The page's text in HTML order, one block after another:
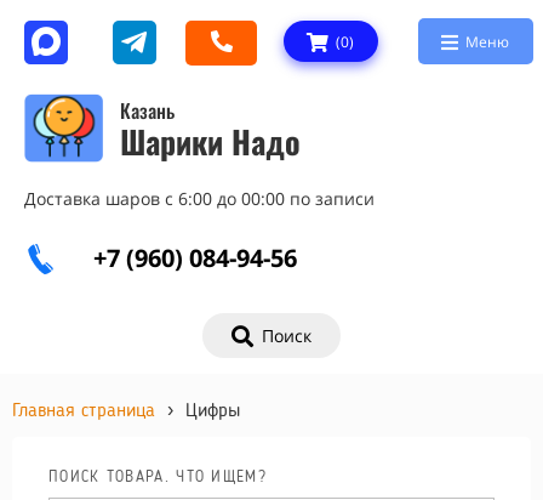
(0) Меню
Казань
Шарики Надо
Доставка шаров с 6:00 до 00:00 по записи
+7 (960) 084-94-56
Поиск
Главная страница › Цифры
ПОИСК ТОВАРА. ЧТО ИЩЕМ?